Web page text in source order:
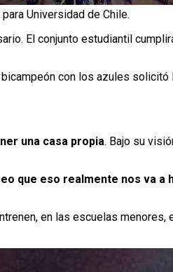
Universidad de Chile.
El conjunto estudiantil
con los azules
una casa propia. Bajo su
que eso realmente nos va a
en las escuelas